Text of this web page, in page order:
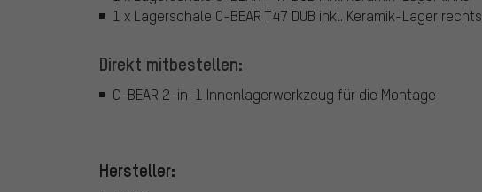
1 x Lagerschale C-BEAR T47 DUB inkl. Keramik-Lager rechts
Direkt mitbestellen:
C-BEAR 2-in-1 Innenlagerwerkzeug für die Montage
Hersteller: